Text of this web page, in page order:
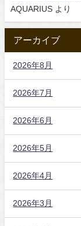
AQUARIUS より
アーカイブ
2026年8月
2026年7月
2026年6月
2026年5月
2026年4月
2026年3月